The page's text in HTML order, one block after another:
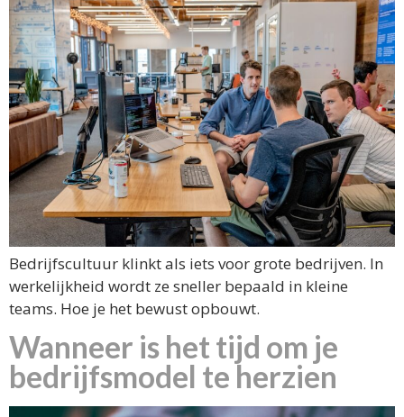
Bedrijfscultuur klinkt als iets voor grote bedrijven. In
werkelijkheid wordt ze sneller bepaald in kleine
teams. Hoe je het bewust opbouwt.
Wanneer is het tijd om je
bedrijfsmodel te herzien